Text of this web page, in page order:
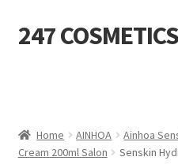
Ga
door
Ga
naar
247 COSMETICS
HARSBENODIGDHEDEN
Home AINHOA Ainhoa
Cream 200ml Salon
Senskin